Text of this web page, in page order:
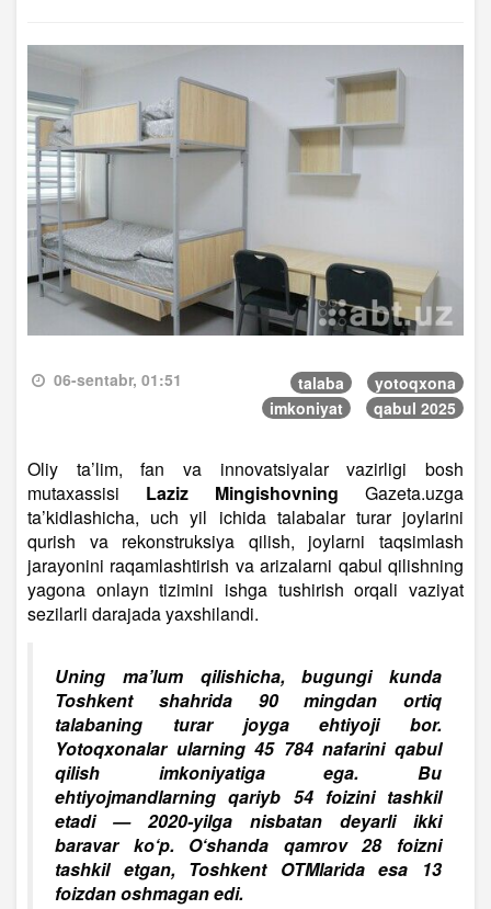
06-sentabr, 01:51 talaba
yotoqxona
imkoniyat
qabul 2025
Oliy ta’lim, fan va innovatsiyalar vazirligi bosh
mutaxassisi Laziz Mingishovning Gazeta.uzga
ta’kidlashicha, uch yil ichida talabalar turar joylarini
qurish va rekonstruksiya qilish, joylarni taqsimlash
jarayonini raqamlashtirish va arizalarni qabul qilishning
yagona onlayn tizimini ishga tushirish orqali vaziyat
sezilarli darajada yaxshilandi.
Uning ma’lum qilishicha, bugungi kunda
Toshkent shahrida 90 mingdan ortiq
talabaning turar joyga ehtiyoji bor.
Yotoqxonalar ularning 45 784 nafarini qabul
qilish imkoniyatiga ega. Bu
ehtiyojmandlarning qariyb 54 foizini tashkil
etadi — 2020-yilga nisbatan deyarli ikki
baravar ko‘p. O‘shanda qamrov 28 foizni
tashkil etgan, Toshkent OTMlarida esa 13
foizdan oshmagan edi.